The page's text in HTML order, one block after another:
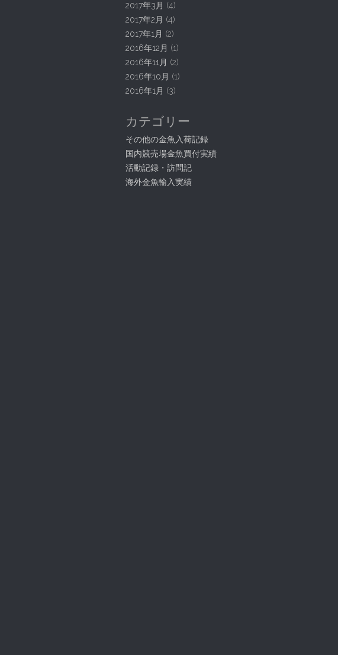
2017年3月 (4)
2017年2月 (4)
2017年1月 (2)
2016年12月 (1)
2016年11月 (2)
2016年10月 (1)
2016年1月 (3)
カテゴリー
その他の金魚入荷記録
国内競売場金魚買付実績
活動記録・訪問記
海外金魚輸入実績